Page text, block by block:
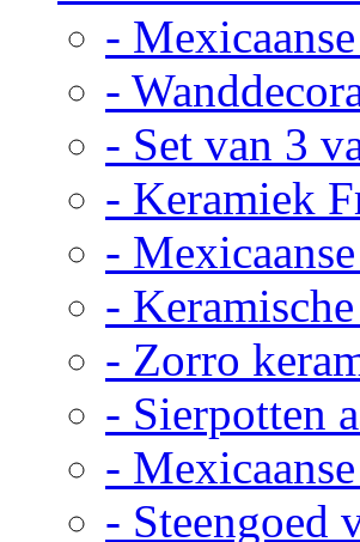
-
-
- Set van 3
- Keramiek
-
-
- Zorro
- Sierpotten
-
- Steengoed